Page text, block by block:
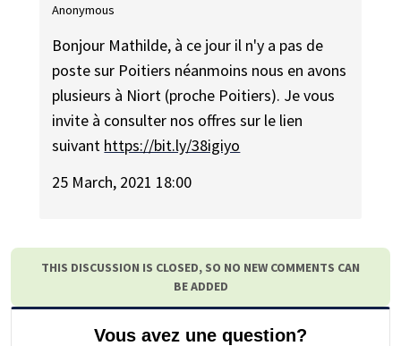
Anonymous
Bonjour Mathilde, à ce jour il n'y a pas de
poste sur Poitiers néanmoins nous en avons
plusieurs à Niort (proche Poitiers). Je vous
invite à consulter nos offres sur le lien
suivant https://bit.ly/38igiyo
25 March, 2021 18:00
THIS DISCUSSION IS CLOSED, SO NO NEW COMMENTS CAN
BE ADDED
Vous avez une question?